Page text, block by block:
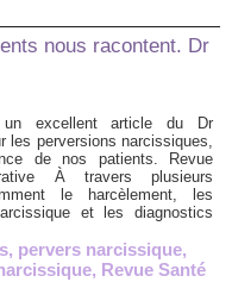
nous racontent. Dr
excellent article du Dr
les perversions narcissiques,
de nos patients. Revue
À travers plusieurs
le harcèlement, les
et les diagnostics
, pervers narcissique,
, Revue Santé